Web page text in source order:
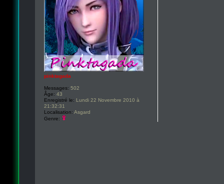
pinktagada
Messages: 502
Âge: 43
Enregistré le: Lundi 22 Novembre 2010 à
21:32:31
Localisation: Asgard
Genre: